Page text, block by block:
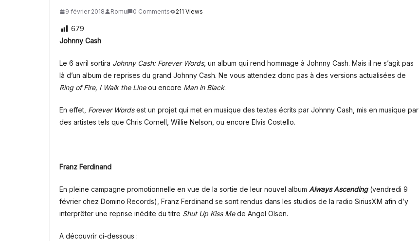
9 février 2018 Romu 0 Comments 211 Views
679
Johnny Cash
Le 6 avril sortira Johnny Cash: Forever Words, un album qui rend hommage à Johnny Cash. Mais il ne s’agit pas
là d’un album de reprises du grand Johnny Cash. Ne vous attendez donc pas à des versions actualisées de
Ring of Fire, I Walk the Lineou encore Man in Black.
En effet, Forever Wordsest un projet qui met en musique des textes écrits par Johnny Cash, mis en musique par
des artistes tels que Chris Cornell Willie Nelson , ou encore Elvis Costello.
Franz Ferdinand
En pleine campagne promotionnelle en vue de la sortie de leur nouvel album Always Ascending(vendredi 9
février chez Domino Records), Franz Ferdinand se sont rendus dans les studios de la radio SiriusXM afin d’y
interprêter une reprise inédite du titre Shut Up Kiss Mede Angel Olsen.
A découvrir ci-dessous :